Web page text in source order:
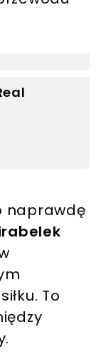
naprawdę
To